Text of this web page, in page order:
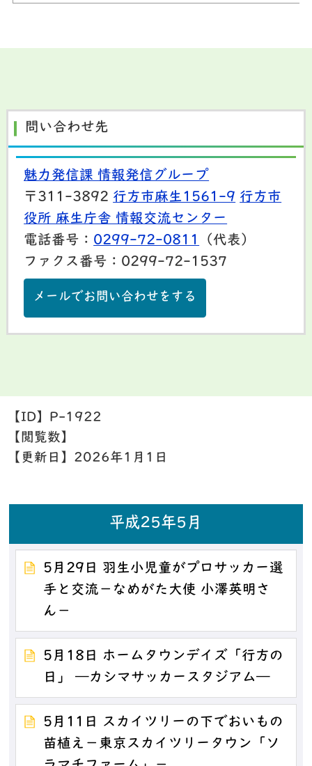
問い合わせ先
魅力発信課 情報発信グループ
〒311-3892 行方市麻生1561-9 行方市
役所 麻生庁舎 情報交流センター
電話番号： 0299-72-0811
（代表）
ファクス番号：0299-72-1537
メールでお問い合わせをする
【ID】 P-1922
【閲覧数】
【更新日】 2026年1月1日
平成25年5月
5月29日 羽生小児童がプロサッカー選
手と交流－なめがた大使 小澤英明さ
ん－
5月18日 ホームタウンデイズ「行方の
日」 ―カシマサッカースタジアム―
5月11日 スカイツリーの下でおいもの
苗植え－東京スカイツリータウン「ソ